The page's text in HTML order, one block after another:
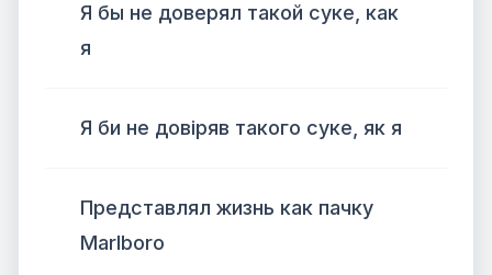
Я бы не доверял такой суке, как
я
Я би не довіряв такого суке, як я
Представлял жизнь как пачку
Marlboro